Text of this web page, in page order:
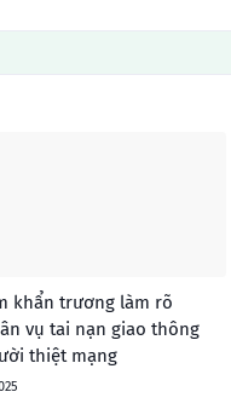
khẩn trương làm rõ
vụ tai nạn giao thông
thiệt mạng